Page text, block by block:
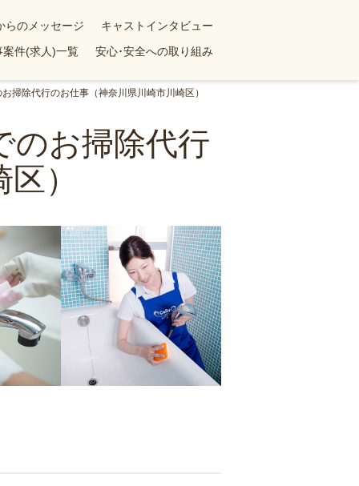
らのメッセージ
キャストインタビュー
案件(求人)一覧 安心･安全への取り組み
掃除代行のお仕事（神奈川県川崎市川崎区）
のお掃除代行
）